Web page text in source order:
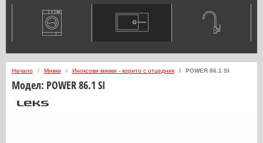
Начало Мивки Иноксови мивки - корито с отцедник POWER 86.1 SI
Модел: POWER 86.1 SI